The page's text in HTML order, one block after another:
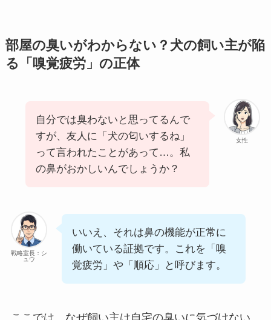
部屋の臭いがわからない？犬の飼い主が陥
る「嗅覚疲労」の正体
女性
自分では臭わないと思ってるんで
すが、友人に「犬の匂いするね」
って言われたことがあって…。私
の鼻がおかしいんでしょうか？
戦略室長：シ
ュウ
いいえ、それは鼻の機能が正常に
働いている証拠です。これを「嗅
覚疲労」や「順応」と呼びます。
ここでは、なぜ飼い主は自宅の臭いに気づけない